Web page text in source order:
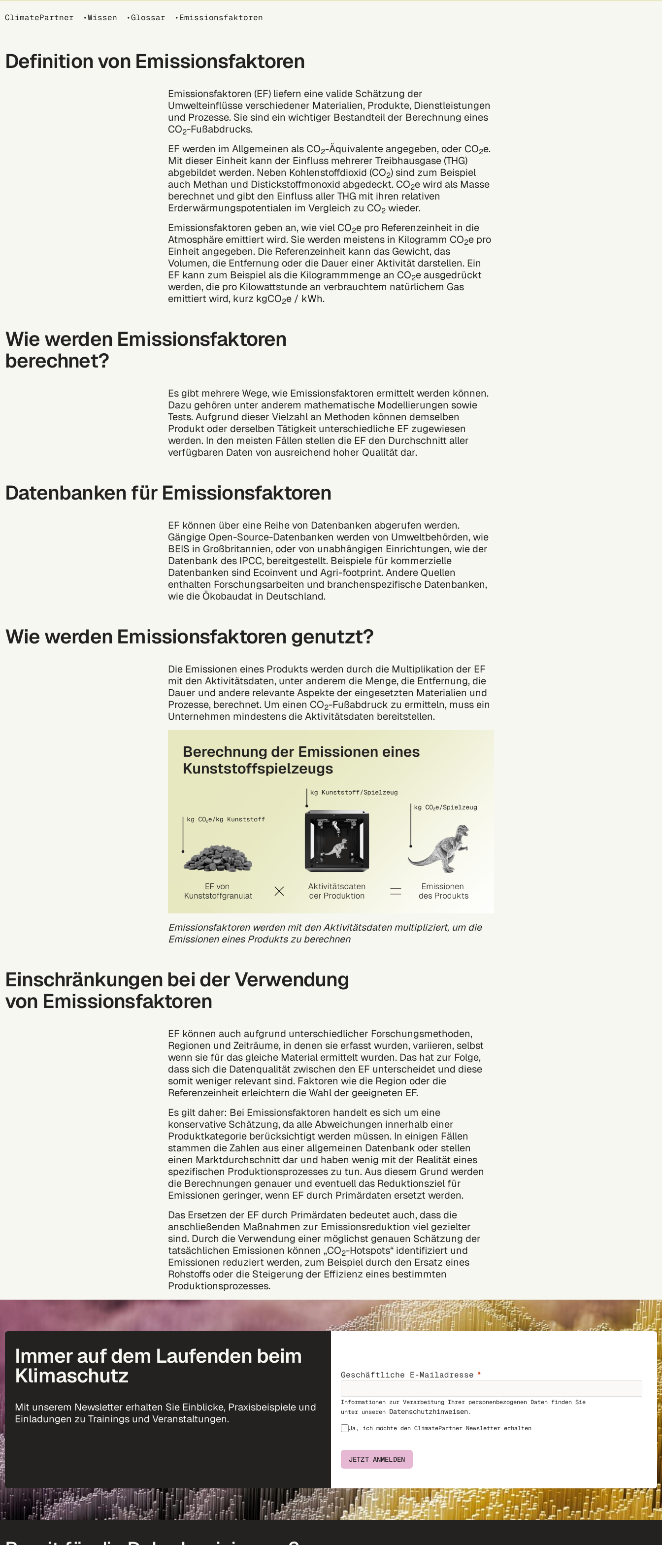
Breadcrumb
ClimatePartner Wissen Glossar Emissionsfaktoren
Definition von Emissionsfaktoren
Emissionsfaktoren (EF) liefern eine valide Schätzung der
Umwelteinflüsse verschiedener Materialien, Produkte, Dienstleistungen
und Prozesse. Sie sind ein wichtiger Bestandteil der Berechnung eines
CO2-Fußabdrucks.
EF werden im Allgemeinen als CO2-Äquivalente angegeben, oder CO2e.
Mit dieser Einheit kann der Einfluss mehrerer Treibhausgase (THG)
abgebildet werden. Neben Kohlenstoffdioxid (CO2) sind zum Beispiel
auch Methan und Distickstoffmonoxid abgedeckt. CO2e wird als Masse
berechnet und gibt den Einfluss aller THG mit ihren relativen
Erderwärmungspotentialen im Vergleich zu CO2 wieder.
Emissionsfaktoren geben an, wie viel CO2e pro Referenzeinheit in die
Atmosphäre emittiert wird. Sie werden meistens in Kilogramm CO2e pro
Einheit angegeben. Die Referenzeinheit kann das Gewicht, das
Volumen, die Entfernung oder die Dauer einer Aktivität darstellen. Ein
EF kann zum Beispiel als die Kilogrammmenge an CO2e ausgedrückt
werden, die pro Kilowattstunde an verbrauchtem natürlichem Gas
emittiert wird, kurz kgCO2e / kWh.
Wie werden Emissionsfaktoren
berechnet?
Es gibt mehrere Wege, wie Emissionsfaktoren ermittelt werden können.
Dazu gehören unter anderem mathematische Modellierungen sowie
Tests. Aufgrund dieser Vielzahl an Methoden können demselben
Produkt oder derselben Tätigkeit unterschiedliche EF zugewiesen
werden. In den meisten Fällen stellen die EF den Durchschnitt aller
verfügbaren Daten von ausreichend hoher Qualität dar.
Datenbanken für Emissionsfaktoren
EF können über eine Reihe von Datenbanken abgerufen werden.
Gängige Open-Source-Datenbanken werden von Umweltbehörden, wie
BEIS in Großbritannien, oder von unabhängigen Einrichtungen, wie der
Datenbank des IPCC, bereitgestellt. Beispiele für kommerzielle
Datenbanken sind Ecoinvent und Agri-footprint. Andere Quellen
enthalten Forschungsarbeiten und branchenspezifische Datenbanken,
wie die Ökobaudat in Deutschland.
Wie werden Emissionsfaktoren genutzt?
Die Emissionen eines Produkts werden durch die Multiplikation der EF
mit den Aktivitätsdaten, unter anderem die Menge, die Entfernung, die
Dauer und andere relevante Aspekte der eingesetzten Materialien und
Prozesse, berechnet. Um einen CO2-Fußabdruck zu ermitteln, muss ein
Unternehmen mindestens die Aktivitätsdaten bereitstellen.
Emissionsfaktoren werden mit den Aktivitätsdaten multipliziert, um die
Emissionen eines Produkts zu berechnen
Einschränkungen bei der Verwendung
von Emissionsfaktoren
EF können auch aufgrund unterschiedlicher Forschungsmethoden,
Regionen und Zeiträume, in denen sie erfasst wurden, variieren, selbst
wenn sie für das gleiche Material ermittelt wurden. Das hat zur Folge,
dass sich die Datenqualität zwischen den EF unterscheidet und diese
somit weniger relevant sind. Faktoren wie die Region oder die
Referenzeinheit erleichtern die Wahl der geeigneten EF.
Es gilt daher: Bei Emissionsfaktoren handelt es sich um eine
konservative Schätzung, da alle Abweichungen innerhalb einer
Produktkategorie berücksichtigt werden müssen. In einigen Fällen
stammen die Zahlen aus einer allgemeinen Datenbank oder stellen
einen Marktdurchschnitt dar und haben wenig mit der Realität eines
spezifischen Produktionsprozesses zu tun. Aus diesem Grund werden
die Berechnungen genauer und eventuell das Reduktionsziel für
Emissionen geringer, wenn EF durch Primärdaten ersetzt werden.
Das Ersetzen der EF durch Primärdaten bedeutet auch, dass die
anschließenden Maßnahmen zur Emissionsreduktion viel gezielter
sind. Durch die Verwendung einer möglichst genauen Schätzung der
tatsächlichen Emissionen können „CO2-Hotspots“ identifiziert und
Emissionen reduziert werden, zum Beispiel durch den Ersatz eines
Rohstoffs oder die Steigerung der Effizienz eines bestimmten
Produktionsprozesses.
Immer auf dem Laufenden beim
Klimaschutz
Mit unserem Newsletter erhalten Sie Einblicke, Praxisbeispiele und
Einladungen zu Trainings und Veranstaltungen.
Geschäftliche E-Mailadresse
Informationen zur Verarbeitung Ihrer personenbezogenen Daten finden Sie
unter unseren Datenschutzhinweisen.
Ja, ich möchte den ClimatePartner Newsletter erhalten
JETZT ANMELDEN